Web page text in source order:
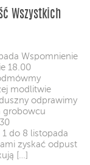
Wszystkich
Wspomnienie
18.00
modlitwie
odprawimy
grobowcu
do 8 listopada
zyskać odpust
[…]